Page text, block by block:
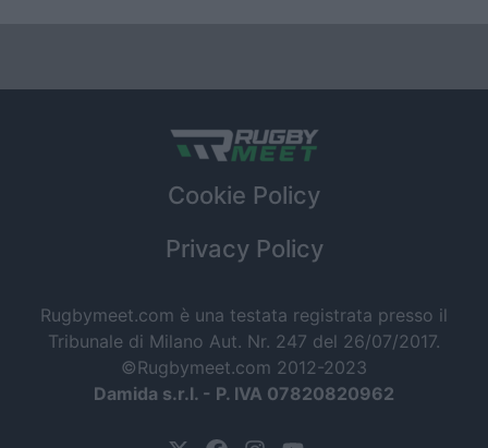
Cookie Policy
Privacy Policy
Rugbymeet.com è una testata registrata presso il
Tribunale di Milano Aut. Nr. 247 del 26/07/2017.
©Rugbymeet.com 2012-2023
Damida s.r.l. - P. IVA 07820820962